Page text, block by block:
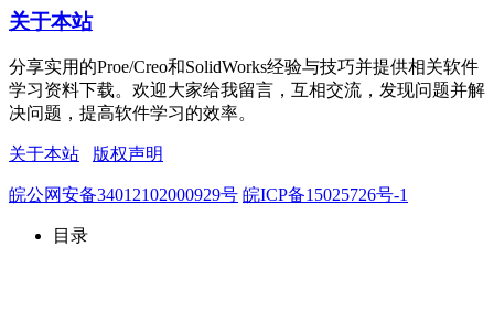
关于本站
分享实用的Proe/Creo和SolidWorks经验与技巧并提供相关软件
学习资料下载。欢迎大家给我留言，互相交流，发现问题并解
决问题，提高软件学习的效率。
关于本站 版权声明
皖公网安备34012102000929号 皖ICP备15025726号-1
目录